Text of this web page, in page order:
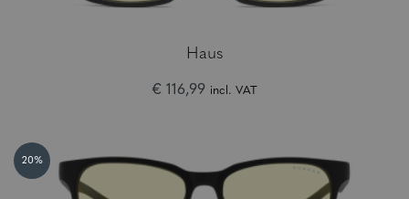
Haus
€ 116,99 incl. VAT
20%